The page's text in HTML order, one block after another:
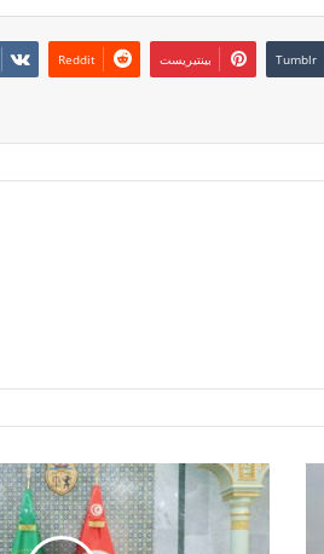
بينتيريست